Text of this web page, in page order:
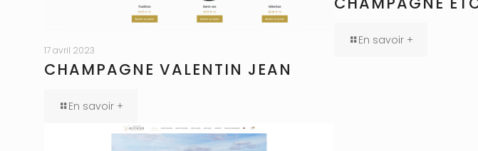
17 avril 2023
CHAMPAGNE VALENTIN JEAN
En savoir +
En savoir +